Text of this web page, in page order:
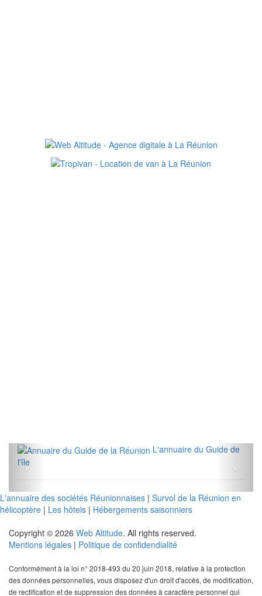
L'annuaire du Guide de
l'île
L'annuaire des sociétés Réunionnaises | Survol de la Réunion en
hélicoptère | Les hôtels | Hébergements saisonniers
Copyright © 2026 Web Altitude. All rights reserved.
Mentions légales | Politique de confidendialité
Conformément à la loi n° 2018-493 du 20 juin 2018, relative à la protection
des données personnelles, vous disposez d'un droit d'accès, de modification,
de rectification et de suppression des données à caractère personnel qui